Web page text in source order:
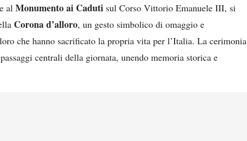
al Monumento ai Caduti sul Corso Vittorio Emanuele III, si
Corona d’alloro, un gesto simbolico di omaggio e
che hanno sacrificato la propria vita per l’Italia. La cerimonia
centrali della giornata, unendo memoria storica e